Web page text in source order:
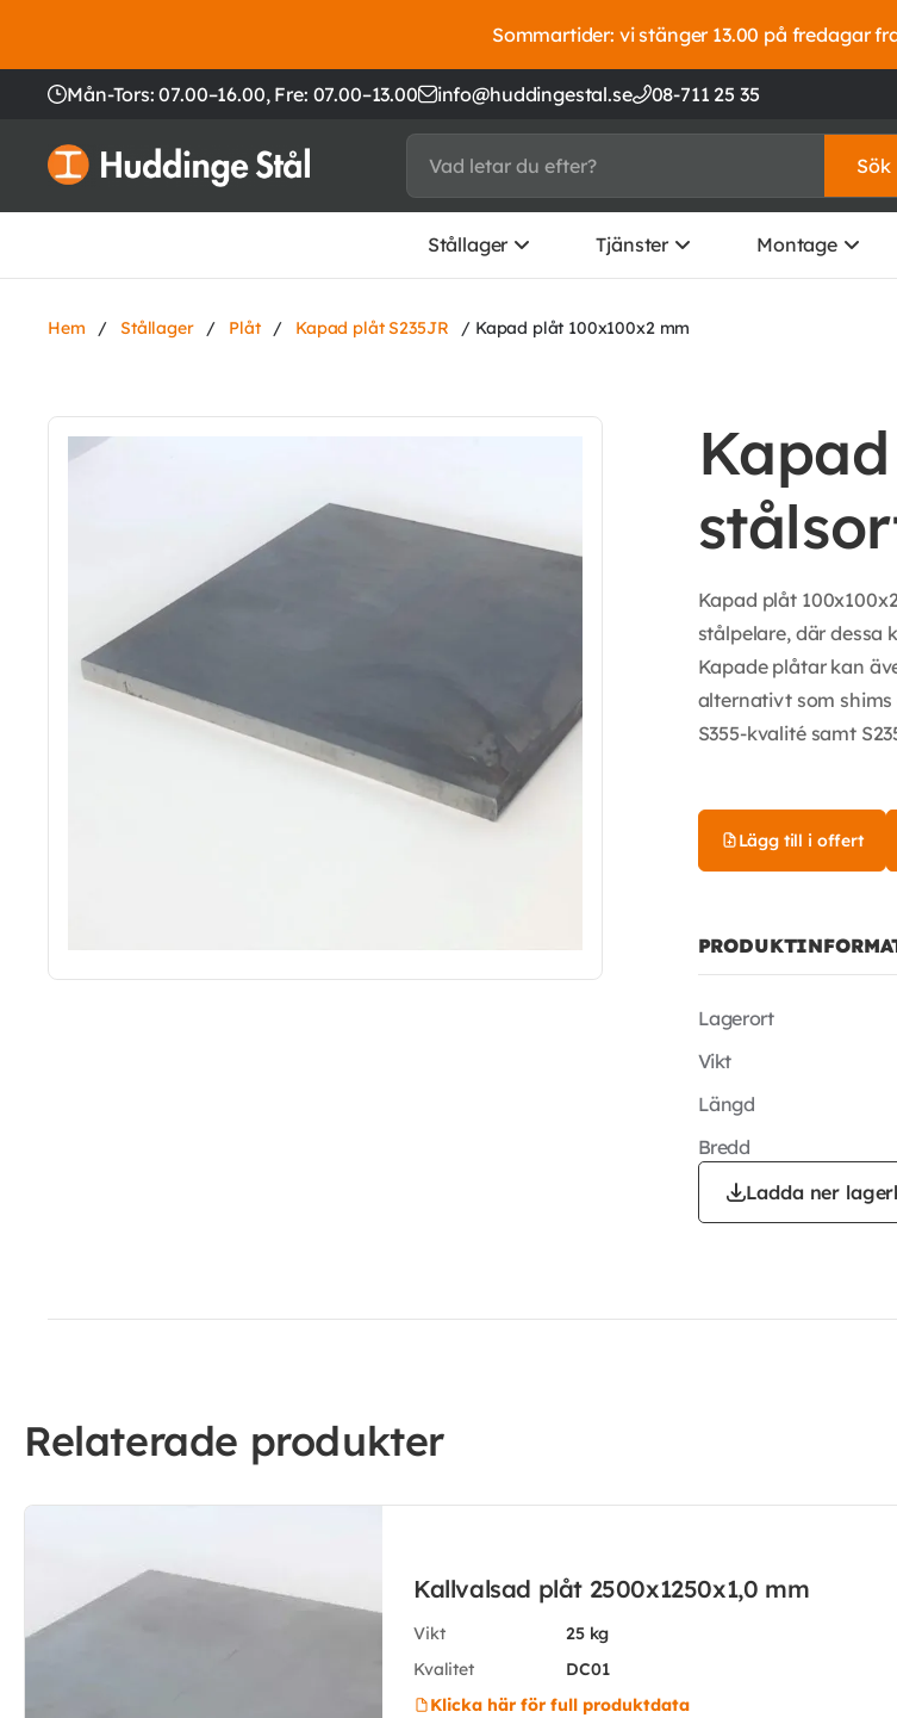
Sommartider: vi stänger 13.00 på fredagar
Mån-Tors: 07.00–16.00, Fre: 07.00–13.00 info@huddingestal.se 08-711 25 35
Sök
Stållager Tjänster Montage
Hem / Stållager / Plåt / Kapad plåt S235JR / Kapad plåt 100x100x2 mm
Kapad plåt
stålpelare, där dessa
Kapade plåtar kan
alternativt som
S355-kvalité samt
Lägg till i offert
Lagerort
Vikt
Längd
Bredd
Ladda ner
Relaterade produkter
Kallvalsad plåt 2500x1250x1,0 mm
Vikt
25 kg
Kvalitet
DC01
Klicka här för full produktdata